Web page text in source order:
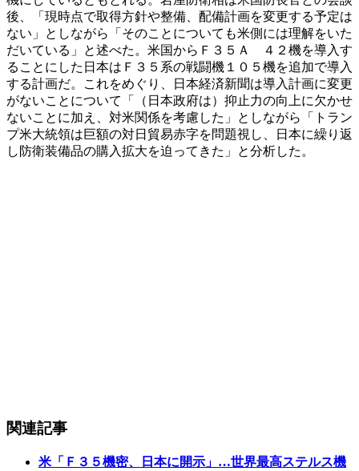
後、「現時点で取得方針や整備、配備計画を変更する予定は
ない」としながら「そのことについても米側には理解をいた
だいている」と述べた。米国からＦ３５Ａ ４２機を導入す
ることにした日本はＦ３５系の戦闘機１０５機を追加で導入
する計画だ。これをめぐり、日本経済新聞は導入計画に変更
がないことについて「（日本政府は）抑止力の向上に欠かせ
ないことに加え、対米関係を考慮した」としながら「トラン
プ米大統領は巨額の対日貿易赤字を問題視し、日本に繰り返
し防衛装備品の購入拡大を迫ってきた」と分析した。
関連記事
米「Ｆ３５機密、日本に開示」…世界最高ステルス機